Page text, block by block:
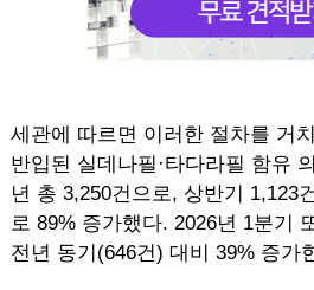
세관에 따르면 이러한 절차를 거
반입된 실데나필·타다라필 함유
년 총 3,250건으로, 상반기 1,123
로 89% 증가했다. 2026년 1분기
전년 동기(646건) 대비 39% 증가